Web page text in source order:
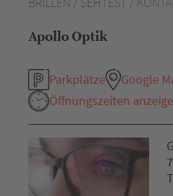
Apollo Optik
Parkplätze
Google
Öffnungszeiten